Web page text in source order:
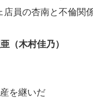
員の杏南と不倫関
（木村佳乃）
を継いだ